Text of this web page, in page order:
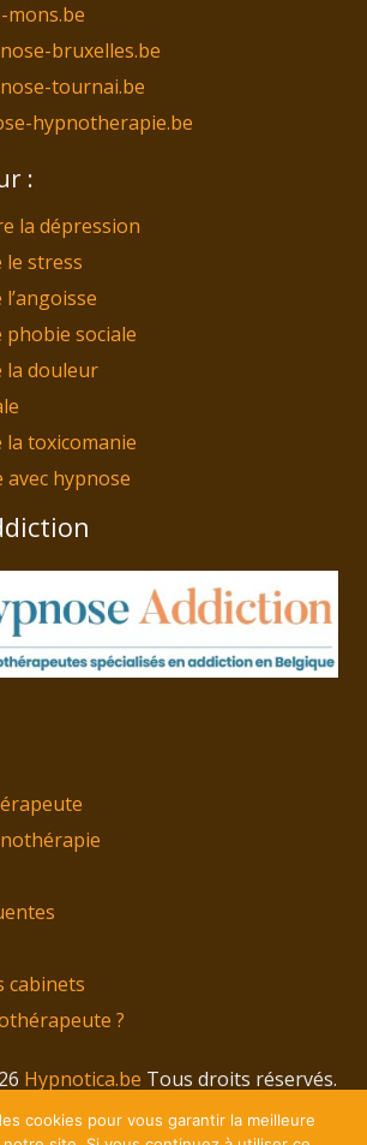
bruxelles.be
tournai.be
hypnotherapie.be
:
la dépression
le stress
sociale
la douleur
toxicomanie
hypnose
cabinets
?
Hypnotica.be Tous droits réservés.
services qui soutiennent vos soins.
cookies pour vous garantir la meilleure